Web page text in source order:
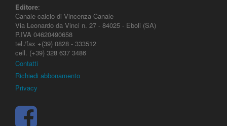
Editore:
Canale calcio di Vincenza Canale
Via Leonardo da Vinci n. 27 - 84025 - Eboli (SA)
P.IVA 04620490658
tel./fax +(39) 0828 - 333512
cell. (+39) 328 637 3486
Contatti
Richiedi abbonamento
Privacy